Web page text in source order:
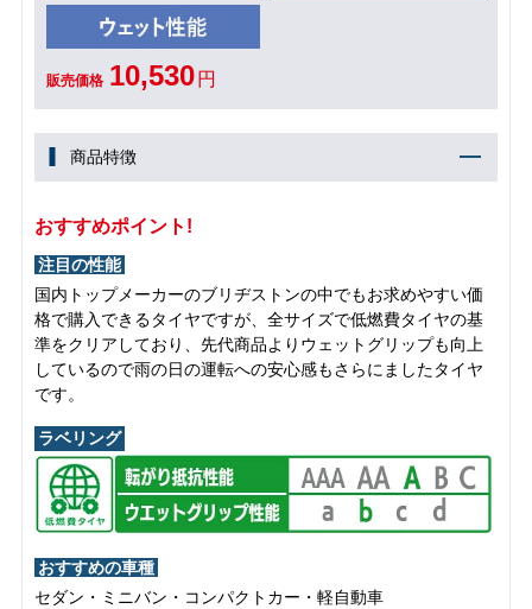
販売価格 10,530 円
商品特徴
おすすめポイント!
注目の性能
国内トップメーカーのブリヂストンの中でもお求めやすい価
格で購入できるタイヤですが、全サイズで低燃費タイヤの基
準をクリアしており、先代商品よりウェットグリップも向上
しているので雨の日の運転への安心感もさらにましたタイヤ
です。
ラベリング
おすすめの車種
セダン・ミニバン・コンパクトカー・軽自動車